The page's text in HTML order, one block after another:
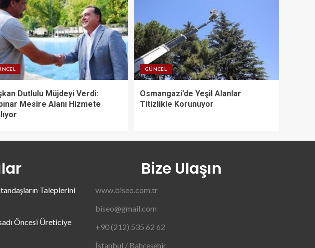
Dutlulu Müjdeyi Verdi:
Mesire Alanı Hizmete
GÜNCEL
Osmangazi’de Yeşil Alanlar
Titizlikle Korunuyor
Taleplerini
Öncesi Üreticiye
Bize Ulaşın
www.biseo.com.tr
biseo@gmail.com
+90 (212) 535 62 62
İstanbul / Bahçeşehir